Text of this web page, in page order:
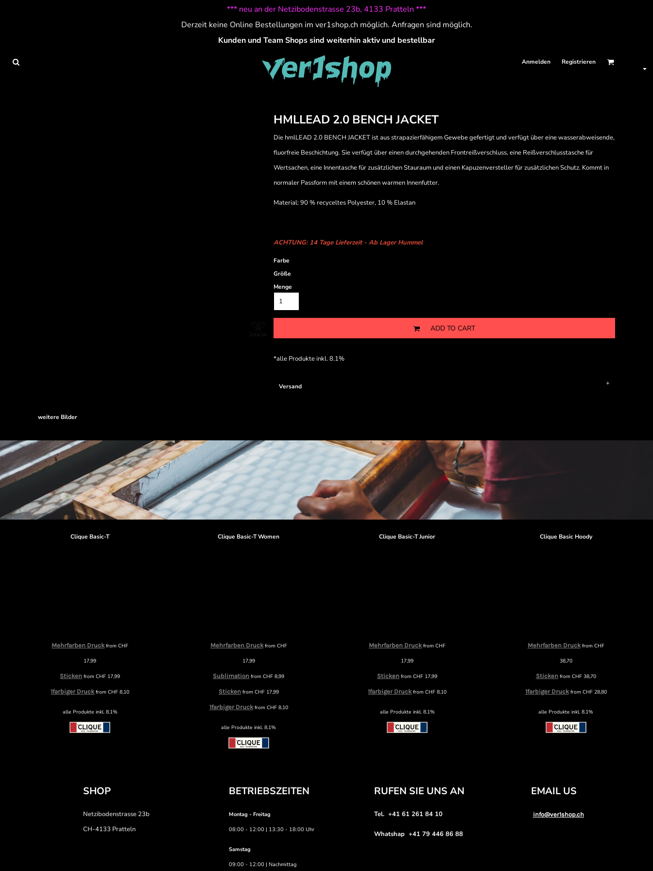
*** neu an der Netzibodenstrasse 23b, 4133 Pratteln ***
Derzeit keine Online Bestellungen im ver1shop.ch möglich. Anfragen sind möglich.
Kunden und Team Shops sind weiterhin aktiv und bestellbar
Anmelden Registrieren
HMLLEAD 2.0 BENCH JACKET
Die hmlLEAD 2.0 BENCH JACKET ist aus strapazierfähigem Gewebe gefertigt und verfügt über eine wasserabweisende,
fluorfreie Beschichtung. Sie verfügt über einen durchgehenden Frontreißverschluss, eine Reißverschlusstasche für
Wertsachen, eine Innentasche für zusätzlichen Stauraum und einen Kapuzenversteller für zusätzlichen Schutz. Kommt in
normaler Passform mit einem schönen warmen Innenfutter.
Material: 90 % recyceltes Polyester, 10 % Elastan
ACHTUNG: 14 Tage Lieferzeit - Ab Lager Hummel
Farbe
Größe
Menge
ADD TO CART
*alle Produkte inkl. 8.1%
Versand
weitere Bilder
Clique Basic-T
Mehrfarben DruckfromCHF
17,99
Sticken fromCHF 17,99
1farbiger DruckfromCHF 8,10
alle Produkte inkl. 8.1%
Clique Basic-T Women
Mehrfarben Druckfrom CHF
17,99
Sublimation fromCHF 8,99
Stickenfrom CHF17,99
1farbiger Druckfrom CHF8,10
alle Produkte inkl. 8.1%
Clique Basic-T Junior
Mehrfarben DruckfromCHF
17,99
Sticken fromCHF 17,99
1farbiger DruckfromCHF 8,10
alle Produkte inkl. 8.1%
Clique Basic Hoody
Mehrfarben Druckfrom CHF
38,70
Stickenfrom CHF38,70
1farbiger Druckfrom CHF28,80
alle Produkte inkl. 8.1%
SHOP
Netzibodenstrasse 23b
CH-4133 Pratteln
BETRIEBSZEITEN
Montag - Freitag
08:00 - 12:00 | 13:30 - 18:00 Uhr
Samstag
09:00 - 12:00 | Nachmittag
RUFEN SIE UNS AN
Tel. +41 61 261 84 10
Whatshap +41 79 446 86 88
EMAIL US
info@ver1shop.ch
Currency: